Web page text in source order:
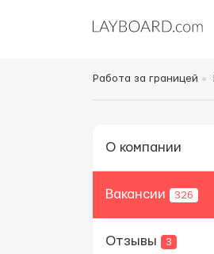
Работа за границей
О компании
Вакансии 326
Отзывы 3